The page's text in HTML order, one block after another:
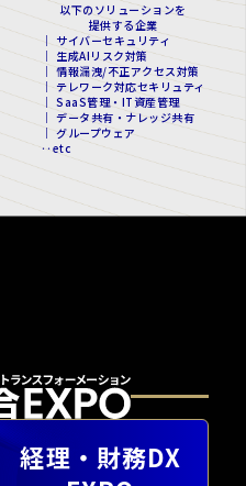
以下のソリューションを
提供する企業
｜ サイバーセキュリティ
｜ 生成AIリスク対策
｜ 情報漏洩/不正アクセス対策
｜ テレワーク対応セキリュティ
｜ SaaS管理・IT資産管理
｜ データ共有・ナレッジ共有
｜ グループウェア
‥etc
経理・財務DX